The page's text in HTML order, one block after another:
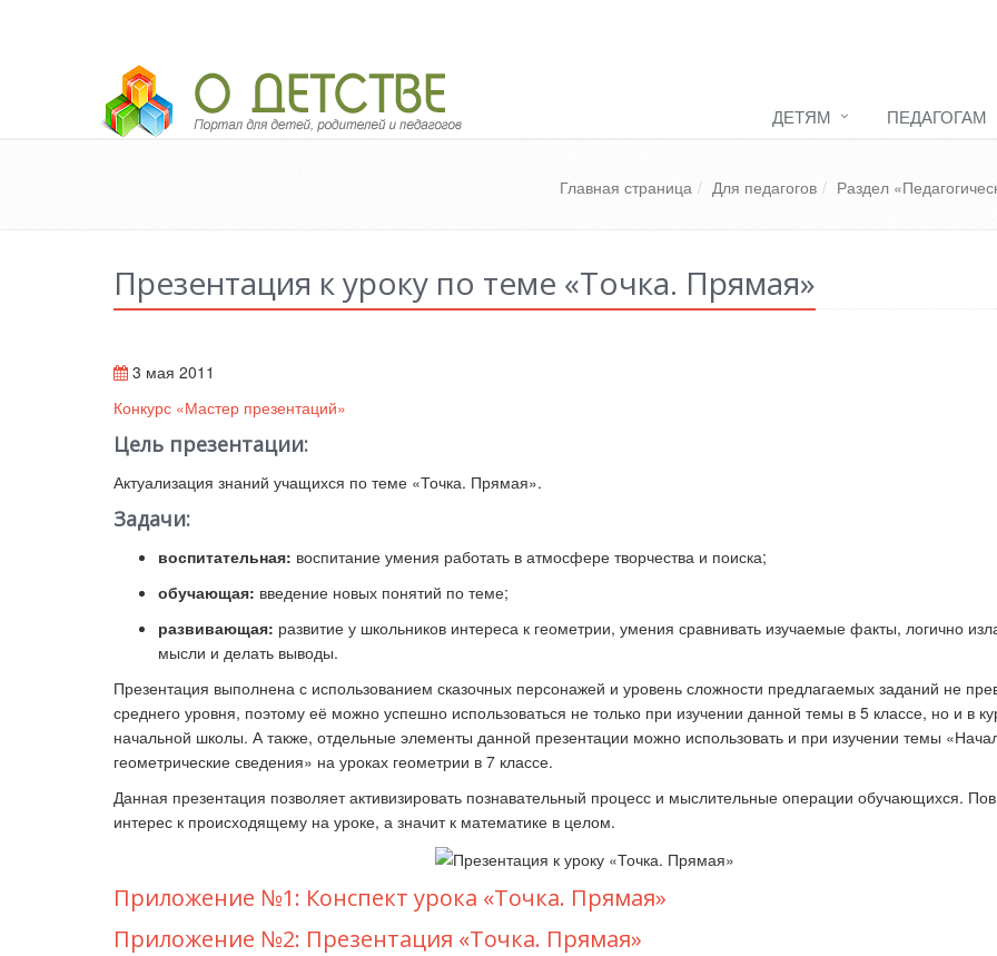
Педагогический портал «О детстве»
ДЕТЯМ
ПЕДАГОГАМ
Главная страница Для педагогов Раздел
Презентация к уроку по теме «Точка. Прямая»
3 мая 2011
Конкурс «Мастер презентаций»
Цель презентации:
Актуализация знаний учащихся по теме «Точка. Прямая».
Задачи:
воспитательная: воспитание умения работать в атмосфере творчества и поиска;
обучающая: введение новых понятий по теме;
развивающая: развитие у школьников интереса к геометрии, умения сравнивать изучаемые факты, логично
мысли и делать выводы.
Презентация выполнена с использованием сказочных персонажей и уровень сложности предлагаемых заданий не
среднего уровня, поэтому её можно успешно использоваться не только при изучении данной темы в 5 классе, но и в
начальной школы. А также, отдельные элементы данной презентации можно использовать и при изучении темы
геометрические сведения» на уроках геометрии в 7 классе.
Данная презентация позволяет активизировать познавательный процесс и мыслительные операции обучающихся.
интерес к происходящему на уроке, а значит к математике в целом.
Приложение №1: Конспект урока «Точка. Прямая»
Приложение №2: Презентация «Точка. Прямая»